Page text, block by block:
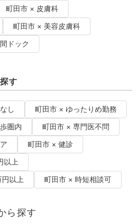
町田市 × 皮膚科
町田市 × 美容皮膚科
ドック
す
し
町田市 × ゆったりめ勤務
圏内
町田市 × 専門医不問
町田市 × 健診
以上
以上
町田市 × 時短相談可
ら探す